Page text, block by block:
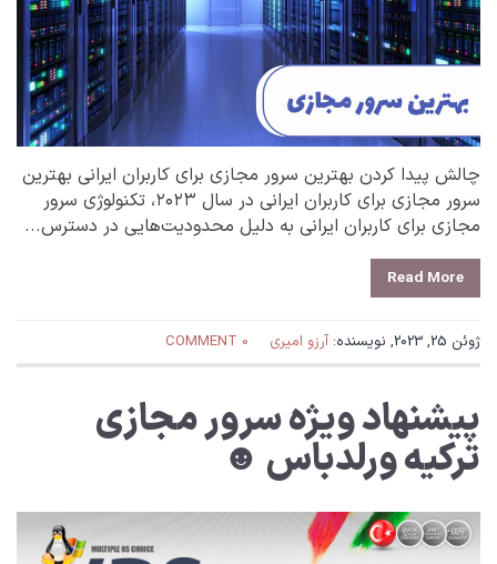
چالش پیدا کردن بهترین سرور مجازی برای کاربران ایرانی بهترین
سرور مجازی برای کاربران ایرانی در سال ۲۰۲۳، تکنولوژی سرور
مجازی برای کاربران ایرانی به دلیل محدودیت‌هایی در دسترس...
Read More
ژوئن 25, 2023, نویسنده: آرزو امیری 0 COMMENT
پیشنهاد ویژه سرور مجازی
ترکیه ورلدباس ☻